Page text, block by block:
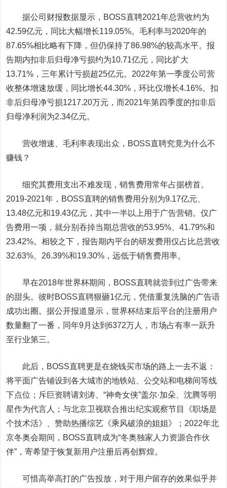
据公司财报数据显示，BOSS直聘2021年总营收约为
42.59亿元，同比大幅增长119.05%。毛利率与2020年的
87.65%相比略有下降，但仍保持了86.98%的较高水平。报
告期内扣非后归母净亏损约为10.71亿元，同比扩大
13.71%，三年累计亏损超25亿元。2022年第一季度公司营
收整体增速放缓，同比增长44.30%，环比仅增长4.16%。扣
非后归母净亏损1217.20万元，而2021年第四季度的扣非后
归母净利润为2.34亿元。
营收增速、毛利率表现出众，BOSS直聘究竟为什么不
赚钱？
细究其费用支出不难发现，销售费用常年占据榜首。
2019-2021年，BOSS直聘的销售费用分别为9.17亿元、
13.48亿元和19.43亿元，其中一半以上用于广告营销。仅广
告费用一项，就分别吞掉当期总营收的53.95%、41.79%和
23.42%。相较之下，报告期内平台的研发费用仅占比总营收
32.63%、26.39%和19.30%，远低于销售费用率。
早在2018年世界杯期间，BOSS直聘就尝到过广告带来
的甜头。彼时BOSS直聘狠砸1亿元，凭借重复洗脑的广告语
成功出圈。据公开报道显示，世界杯结束后平台的注册用户
数量翻了一番，同年9月达到6372万人，市场占有率一跃升
至行业第三。
此后，BOSS直聘更是在烧钱买市场的路上一去不返：
将平面广告铺设到各大城市的地铁站、公交站和电梯间等线
下点位；斥巨资聘请刘涛、“神奇女侠”盖尔·加朵、沈腾等明
星作为代言人；与北京卫视联合推出纪实观察节目《职场是
个技术活》、赞助热播综艺《乘风破浪的姐姐》；2022年北
京冬奥会期间，BOSS直聘成为“冬奥独家人力资源合作伙
伴”，寄希望于恢复新用户注册后再创辉煌。
可惜高举高打的广告投放，对于用户留存的效果似乎并